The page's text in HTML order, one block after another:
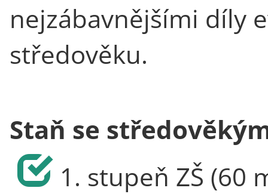
nejzábavnějšími díly
středověku.
Staň se
1. stupeň ZŠ (60